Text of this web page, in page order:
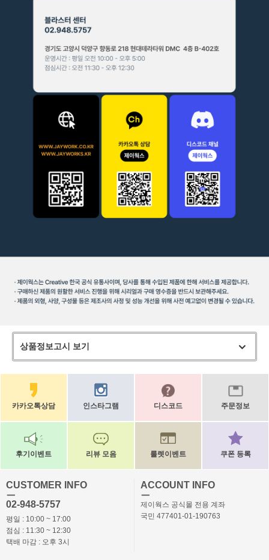
상품정보고시 보기
카카오톡상담 인스타그램 디스코드 주문정보
후기이벤트 리뷰 모음 룰렛이벤트 쿠폰 등록
CUSTOMER INFO
ㅡ
02-948-5757
평일 : 10:00 ~ 17:00
점심 : 11:30 ~ 12:30
택배 마감 : 오후 3시
ACCOUNT INFO
ㅡ
제이웍스 공식몰 전용 계좌
국민 477401-01-190763